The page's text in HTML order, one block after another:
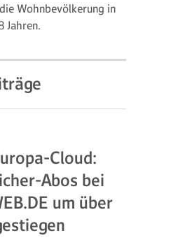
Wohnbevölkerung in
Jahren.
Cloud:
Abos bei
um über